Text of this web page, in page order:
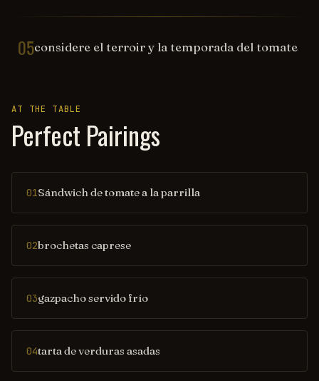
05considere el terroir y la temporada del tomate
AT THE TABLE
Perfect Pairings
01Sándwich de tomate a la parrilla
02brochetas caprese
03gazpacho servido frío
04tarta de verduras asadas